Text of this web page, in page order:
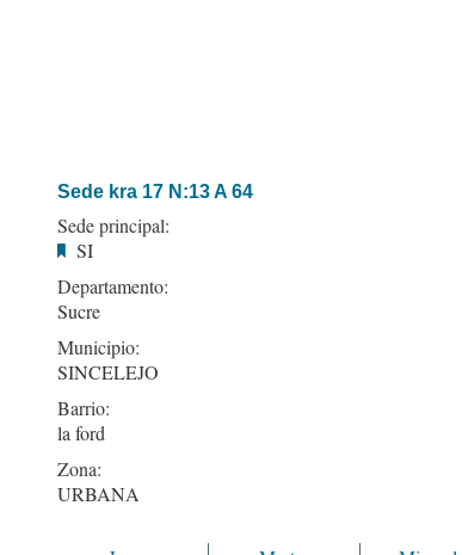
Sede kra 17 N:13 A 64
Sede principal:
SI
Departamento:
Sucre
Municipio:
SINCELEJO
Barrio:
la ford
Zona:
URBANA